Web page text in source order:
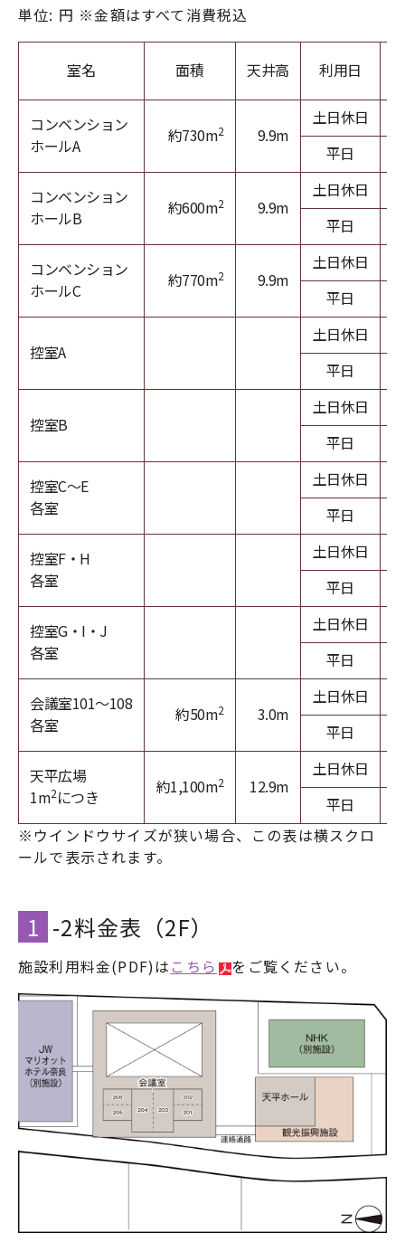
単位: 円 ※金額はすべて消費税込
室名 面積 天井高 利用日
コンベンション
ホールA
約730m2 9.9m
土日休日
平日
コンベンション
ホールB
約600m2 9.9m
土日休日
平日
コンベンション
ホールC
約770m2 9.9m
土日休日
平日
控室A
土日休日
平日
控室B
土日休日
平日
控室C～E
各室
土日休日
平日
控室F・H
各室
土日休日
平日
控室G・I・J
各室
土日休日
平日
会議室101～108
各室
約50m2 3.0m
土日休日
平日
天平広場
1m2につき 約1,100m2 12.9m
土日休日
平日
1 -2料金表（2F）
施設利用料金(PDF)は こちら をご覧ください。